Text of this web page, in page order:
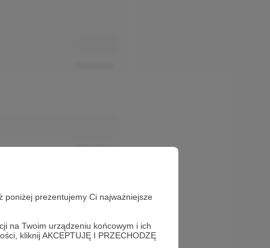
poniżej prezentujemy Ci najważniejsze
na Twoim urządzeniu końcowym i ich
kliknij AKCEPTUJĘ I PRZECHODZĘ
Odpowiedz